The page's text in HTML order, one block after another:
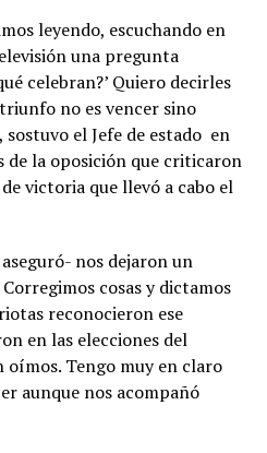
leyendo, escuchando en
una pregunta
celebran?’ Quiero decirles
no es vencer sino
sostuvo el Jefe de estado en
de la oposición que criticaron
victoria que llevó a cabo el
aseguró- nos dejaron un
cosas y dictamos
reconocieron ese
en las elecciones del
oímos. Tengo muy en claro
aunque nos acompañó